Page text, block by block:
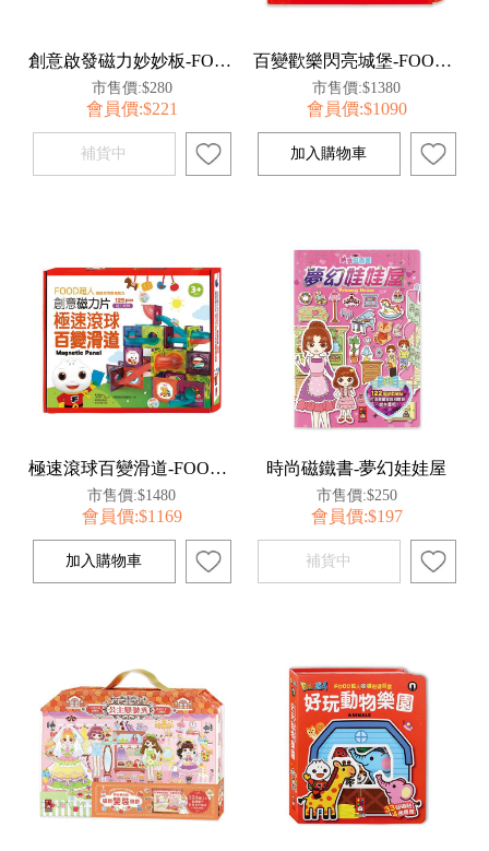
創意啟發磁力妙妙板-FOOD超人
市售價:$280
會員價:$221
百變歡樂閃亮城堡-FOOD超人創意磁力片
市售價:$1380
會員價:$1090
極速滾球百變滑道-FOOD超人創意磁力片
市售價:$1480
會員價:$1169
時尚磁鐵書-夢幻娃娃屋
市售價:$250
會員價:$197